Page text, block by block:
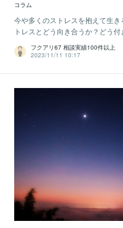
コラム
今や多くのストレスを抱えて生
トレスとどう向き合うか？どう
フクアリ67 相談実績100件以上
2023/11/11 10:17